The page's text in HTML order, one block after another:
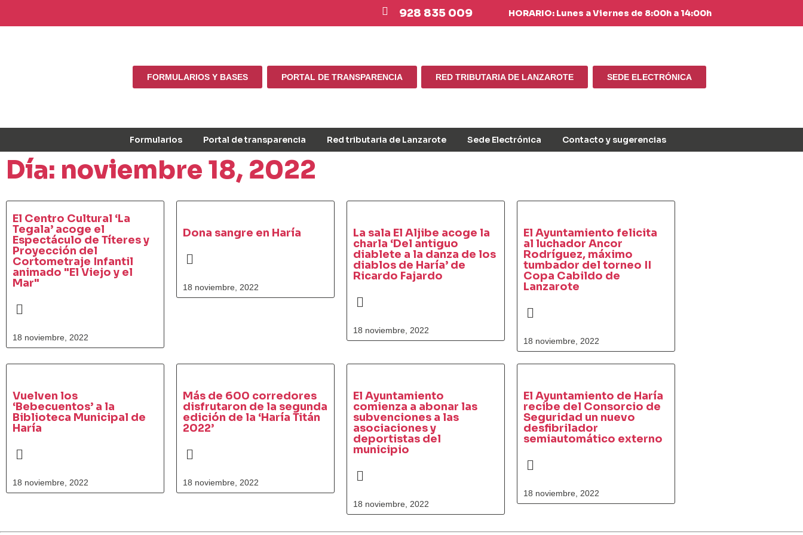
928 835 009 HORARIO: Lunes a Viernes de 8:00h a 14:00h
FORMULARIOS Y BASES PORTAL DE TRANSPARENCIA RED TRIBUTARIA DE LANZAROTE SEDE ELECTRÓNICA
Formularios Portal de transparencia Red tributaria de Lanzarote Sede Electrónica Contacto y sugerencias
Día: noviembre 18, 2022
El Centro Cultural ‘La
Tegala’ acoge el
Espectáculo de Títeres y
Proyección del
Cortometraje Infantil
animado "El Viejo y el
Mar"
18 noviembre, 2022
Dona sangre en Haría
18 noviembre, 2022
La sala El Aljibe acoge la
charla ‘Del antiguo
diablete a la danza de los
diablos de Haría’ de
Ricardo Fajardo
18 noviembre, 2022
El Ayuntamiento felicita
al luchador Ancor
Rodríguez, máximo
tumbador del torneo II
Copa Cabildo de
Lanzarote
18 noviembre, 2022
Vuelven los
‘Bebecuentos’ a la
Biblioteca Municipal de
Haría
18 noviembre, 2022
Más de 600 corredores
disfrutaron de la segunda
edición de la ‘Haría Titán
2022’
18 noviembre, 2022
El Ayuntamiento
comienza a abonar las
subvenciones a las
asociaciones y
deportistas del
municipio
18 noviembre, 2022
El Ayuntamiento de Haría
recibe del Consorcio de
Seguridad un nuevo
desfibrilador
semiautomático externo
18 noviembre, 2022